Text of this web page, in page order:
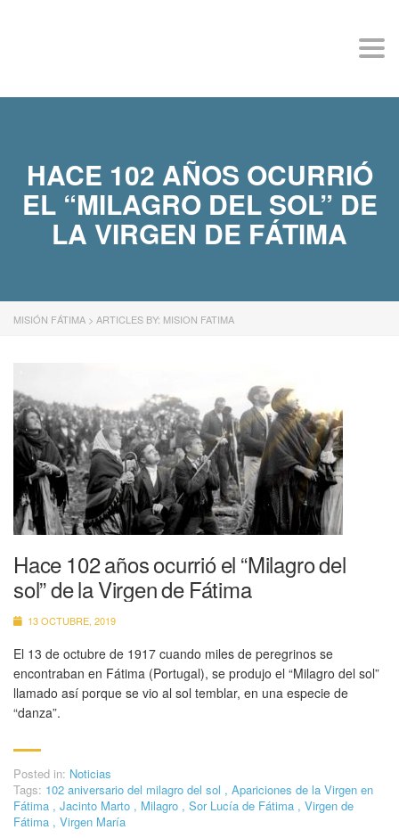
HACE 102 AÑOS OCURRIÓ
EL “MILAGRO DEL SOL” DE
LA VIRGEN DE FÁTIMA
MISIÓN FÁTIMA > ARTICLES BY: MISION FATIMA
Hace 102 años ocurrió el “Milagro del
sol” de la Virgen de Fátima
13 OCTUBRE, 2019
El 13 de octubre de 1917 cuando miles de peregrinos se
encontraban en Fátima (Portugal), se produjo el “Milagro del sol”
llamado así porque se vio al sol temblar, en una especie de
“danza”.
Posted in: Noticias
Tags: 102 aniversario del milagro del sol , Apariciones de la Virgen en
Fátima , Jacinto Marto , Milagro , Sor Lucía de Fátima , Virgen de
Fátima , Virgen María